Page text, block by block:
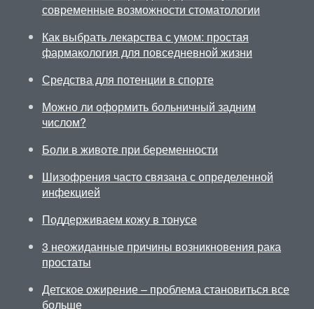
современные возможности стоматологии
Как выбрать лекарства с умом: простая
фармакология для повседневной жизни
Средства для потенции в спорте
Можно ли оформить больничный задним
числом?
Боли в животе при беременности
Шизофрения часто связана с определенной
инфекцией
Поддерживаем кожу в тонусе
3 неожиданные причины возникновения рака
простаты
Детское ожирение – проблема становиться все
больше